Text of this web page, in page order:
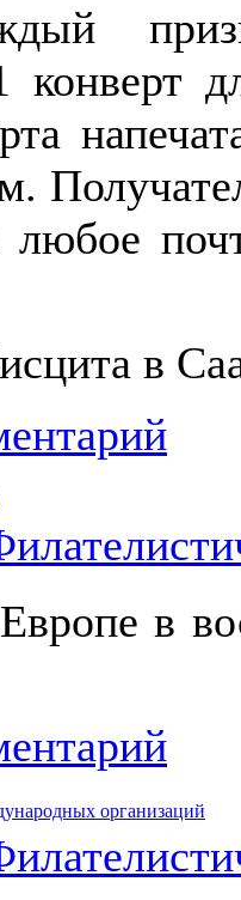
конверт
любое
в
в
организаций